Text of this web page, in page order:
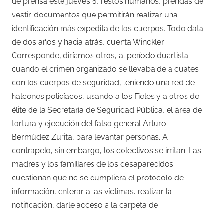
vestir, documentos que permitirán realizar una
identificación más expedita de los cuerpos. Todo data
de dos años y hacia atrás, cuenta Winckler.
Corresponde, diríamos otros, al período duartista
cuando el crimen organizado se llevaba de a cuates
con los cuerpos de seguridad, teniendo una red de
halcones policíacos, usando a los Fieles y a otros de
élite de la Secretaría de Seguridad Pública, el área de
tortura y ejecución del falso general Arturo
Bermúdez Zurita, para levantar personas. A
contrapelo, sin embargo, los colectivos se irritan. Las
madres y los familiares de los desaparecidos
cuestionan que no se cumpliera el protocolo de
información, enterar a las víctimas, realizar la
notificación, darle acceso a la carpeta de